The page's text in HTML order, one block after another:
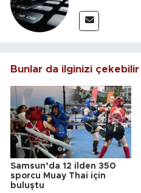
Bunlar da ilginizi çekebilir
Samsun’da 12 ilden 350
sporcu Muay Thai için
buluştu